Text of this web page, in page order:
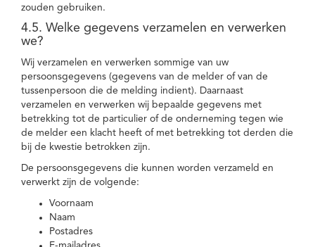
zouden gebruiken.
4.5. Welke gegevens verzamelen en verwerken
we?
Wij verzamelen en verwerken sommige van uw
persoonsgegevens (gegevens van de melder of van de
tussenpersoon die de melding indient). Daarnaast
verzamelen en verwerken wij bepaalde gegevens met
betrekking tot de particulier of de onderneming tegen wie
de melder een klacht heeft of met betrekking tot derden die
bij de kwestie betrokken zijn.
De persoonsgegevens die kunnen worden verzameld en
verwerkt zijn de volgende:
Voornaam
Naam
Postadres